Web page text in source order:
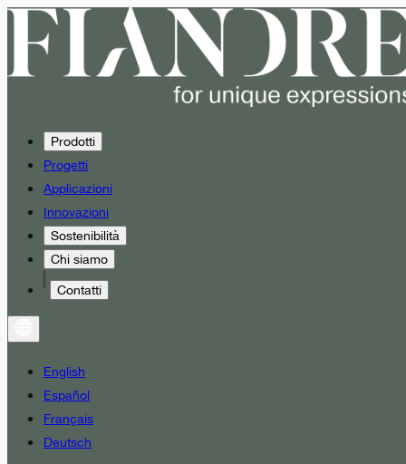
Prodotti
Progetti
Applicazioni
Innovazioni
Sostenibilità
Chi siamo
Contatti
English
Español
Français
Deutsch